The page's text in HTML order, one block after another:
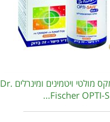
אופטי סייף מקס מולטי ויטמינים ומינרלים Dr.
Fischer OPTI-S...